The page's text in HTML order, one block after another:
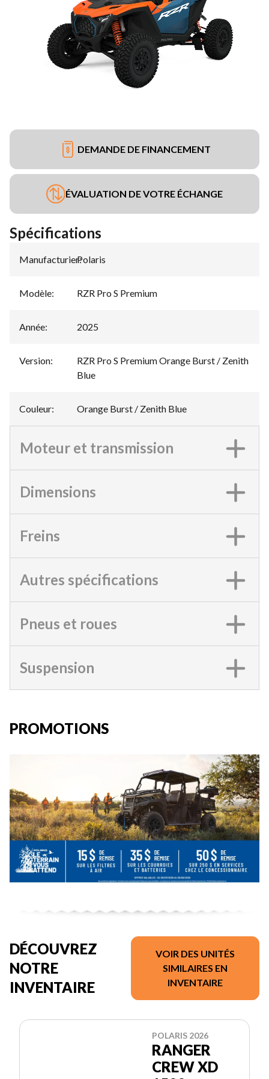
DEMANDE DE FINANCEMENT
ÉVALUATION DE VOTRE ÉCHANGE
Spécifications
Manufacturier:
Polaris
Modèle: RZR Pro S Premium
Année: 2025
Version:
RZR Pro S Premium Orange Burst / Zenith
Blue
Couleur: Orange Burst / Zenith Blue
Moteur et transmission
Dimensions
Freins
Autres spécifications
Pneus et roues
Suspension
PROMOTIONS
DÉCOUVREZ
NOTRE
INVENTAIRE
VOIR DES UNITÉS
SIMILAIRES EN
INVENTAIRE
POLARIS 2026
RANGER
CREW XD